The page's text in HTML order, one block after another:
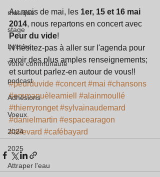
musique
stage
Lecture
Votre communauté
podcast
Adhésions
Voeux
2024
2025
Attraper l'eau
Au mois de mai, les 1er, 15 et 16 mai
2014, nous repartons en concert avec
Peur du vide!
N'hésitez-pas à aller sur l'agenda pour
avoir des plus amples renseignements;
et surtout parlez-en autour de vous!!
#peurduvide #concert #mai #chansons
#emmanuèleamiell
#alainmoullé
#thierryronget #sylvainaudemard
#danielmartin #espacearagon
#allevard #cafébayard